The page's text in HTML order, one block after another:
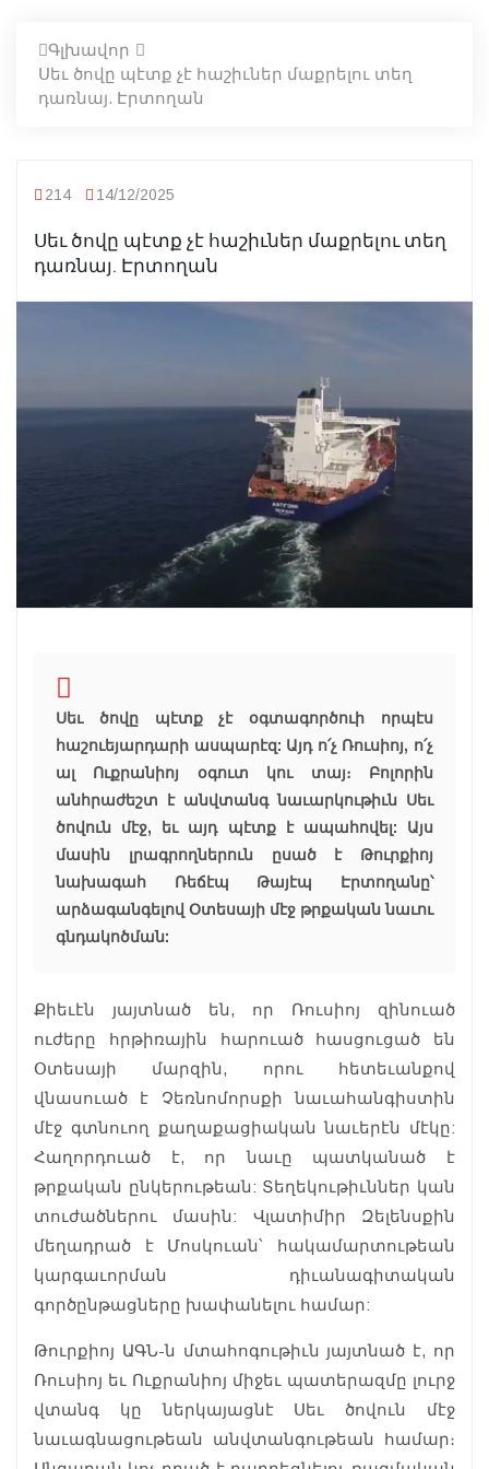
Գլխավոր
Սեւ ծովը պէտք չէ հաշիւներ մաքրելու տեղ
դառնայ. Էրտողան
214 14/12/2025
Սեւ ծովը պէտք չէ հաշիւներ մաքրելու տեղ
դառնայ. Էրտողան
Սեւ ծովը պէտք չէ օգտագործուի որպէս
հաշուեյարդարի ասպարէզ: Այդ ո՛չ Ռուսիոյ, ո՛չ
ալ Ուքրանիոյ օգուտ կու տայ։ Բոլորին
անհրաժեշտ է անվտանգ նաւարկութիւն Սեւ
ծովուն մէջ, եւ այդ պէտք է ապահովել: Այս
մասին լրագրողներուն ըսած է Թուրքիոյ
նախագահ Ռեճէպ Թայէպ Էրտողանը՝
արձագանգելով Օտեսայի մէջ թրքական նաւու
գնդակոծման:
Քիեւէն յայտնած են, որ Ռուսիոյ զինուած
ուժերը հրթիռային հարուած հասցուցած են
Օտեսայի մարզին, որու հետեւանքով
վնասուած է Չեռնոմորսքի նաւահանգիստին
մէջ գտնուող քաղաքացիական նաւերէն մէկը:
Հաղորդուած է, որ նաւը պատկանած է
թրքական ընկերութեան: Տեղեկութիւններ կան
տուժածներու մասին: Վլատիմիր Զելենսքին
մեղադրած է Մոսկուան՝ հակամարտութեան
կարգաւորման դիւանագիտական
գործընթացները խափանելու համար:
Թուրքիոյ ԱԳՆ-ն մտահոգութիւն յայտնած է, որ
Ռուսիոյ եւ Ուքրանիոյ միջեւ պատերազմը լուրջ
վտանգ կը ներկայացնէ Սեւ ծովուն մէջ
նաւագնացութեան անվտանգութեան համար։